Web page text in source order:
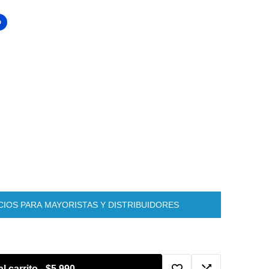
PARA MAYORISTAS Y DISTRIBUIDORES